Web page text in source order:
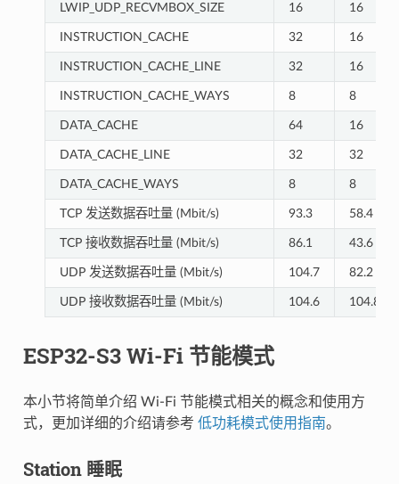
LWIP_UDP_RECVMBOX_SIZE 16 16
INSTRUCTION_CACHE 32 16
INSTRUCTION_CACHE_LINE 32 16
INSTRUCTION_CACHE_WAYS 8 8
DATA_CACHE 64 16
DATA_CACHE_LINE 32 32
DATA_CACHE_WAYS 8 8
TCP 发送数据吞吐量 (Mbit/s) 93.3 58.4
TCP 接收数据吞吐量 (Mbit/s) 86.1 43.6
UDP 发送数据吞吐量 (Mbit/s) 104.7 82.2
UDP 接收数据吞吐量 (Mbit/s) 104.6 104.8
ESP32-S3 Wi-Fi 节能模式
本小节将简单介绍 Wi-Fi 节能模式相关的概念和使用方
式，更加详细的介绍请参考 低功耗模式使用指南。
Station 睡眠